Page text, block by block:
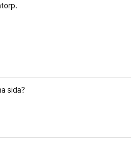
sida?